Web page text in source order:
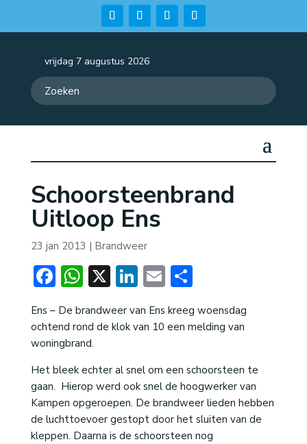
vrijdag 7 augustus 2026
Schoorsteenbrand
Uitloop Ens
23 jan 2013 | Brandweer
Facebook
WhatsApp
X LinkedIn
EmailDelen
Ens – De brandweer van Ens kreeg woensdag
ochtend rond de klok van 10 een melding van
woningbrand.
Het bleek echter al snel om een schoorsteen te
gaan. Hierop werd ook snel de hoogwerker van
Kampen opgeroepen. De brandweer lieden hebben
de luchttoevoer gestopt door het sluiten van de
kleppen. Daarna is de schoorsteen nog